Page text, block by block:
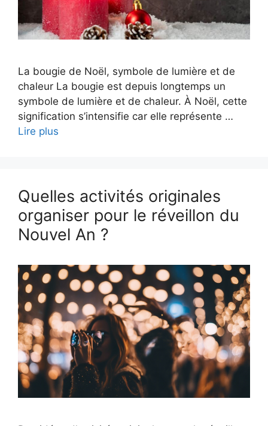
La bougie de Noël, symbole de lumière et de
chaleur La bougie est depuis longtemps un
symbole de lumière et de chaleur. À Noël, cette
signification s’intensifie car elle représente …
Lire plus
Quelles activités originales
organiser pour le réveillon du
Nouvel An ?